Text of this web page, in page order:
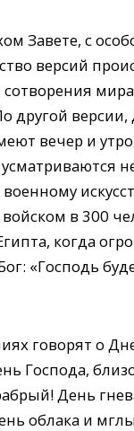
Завете, с
версий
другой
вечер и
в 300
когда
«Господь
говорят о
Господа,
День
облака и